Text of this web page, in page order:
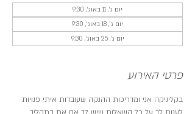
יום ג׳, 11 באוג׳, 9:30
יום ג׳, 18 באוג׳, 9:30
יום ג׳, 25 באוג׳, 9:30
פרטי האירוע
בקליניקה אני ומדריכות ההנקה שעובדות איתי פנויות